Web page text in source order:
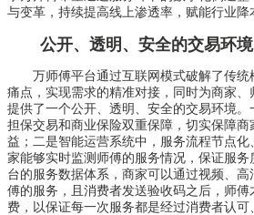
与变革，持续提高线上渗透率，赋能行业降
公开、透明、安全的交易环境
万师傅平台通过互联网模式破解了传统
痛点，实现需求的精准对接，同时为商家、
提供了一个公开、透明、安全的交易环境。
担保交易和商业保险双重保障，切实保障商
益；二是智能运营系统中，服务流程节点化
家能够实时监测师傅的服务情况，保证服务
台的服务数据体系，商家可以通过视频、高
傅的服务，且消费者发送验收码之后，师傅
费，以保证每一次服务都是经过消费者认可